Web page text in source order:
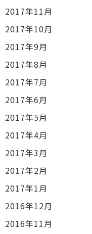
2017年11月
2017年10月
2017年9月
2017年8月
2017年7月
2017年6月
2017年5月
2017年4月
2017年3月
2017年2月
2017年1月
2016年12月
2016年11月